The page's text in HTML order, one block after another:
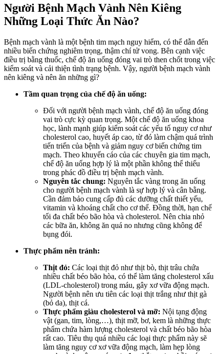
Người Bệnh Mạch Vành Nên Kiêng
Những Loại Thức Ăn Nào?
Bệnh mạch vành là một bệnh tim mạch nguy hiểm, có thể dẫn đến
nhiều biến chứng nghiêm trọng, thậm chí tử vong. Bên cạnh việc
điều trị bằng thuốc, chế độ ăn uống đóng vai trò then chốt trong việc
kiểm soát và cải thiện tình trạng bệnh. Vậy, người bệnh mạch vành
nên kiêng và nên ăn những gì?
Tầm quan trọng của chế độ ăn uống:
Đối với người bệnh mạch vành, chế độ ăn uống đóng
vai trò cực kỳ quan trọng. Một chế độ ăn uống khoa
học, lành mạnh giúp kiểm soát các yếu tố nguy cơ như
cholesterol cao, huyết áp cao, từ đó làm chậm quá trình
tiến triển của bệnh và giảm nguy cơ biến chứng tim
mạch. Theo khuyến cáo của các chuyên gia tim mạch,
chế độ ăn uống hợp lý là một phần không thể thiếu
trong phác đồ điều trị bệnh mạch vành.
Nguyên tắc chung: Nguyên tắc vàng trong ăn uống
cho người bệnh mạch vành là sự hợp lý và cân bằng.
Cần đảm bảo cung cấp đủ các dưỡng chất thiết yếu,
vitamin và khoáng chất cho cơ thể. Đồng thời, hạn chế
tối đa chất béo bão hòa và cholesterol. Nên chia nhỏ
các bữa ăn, không ăn quá no nhưng cũng không để
bụng đói.
Thực phẩm nên tránh:
Thịt đỏ: Các loại thịt đỏ như thịt bò, thịt trâu chứa
nhiều chất béo bão hòa, có thể làm tăng cholesterol xấu
(LDL-cholesterol) trong máu, gây xơ vữa động mạch.
Người bệnh nên ưu tiên các loại thịt trắng như thịt gà
(bỏ da), thịt cá.
Thực phẩm giàu cholesterol và mỡ: Nội tạng động
vật (gan, tim, lòng,…), thịt mỡ, bơ, kem là những thực
phẩm chứa hàm lượng cholesterol và chất béo bão hòa
rất cao. Tiêu thụ quá nhiều các loại thực phẩm này sẽ
làm tăng nguy cơ xơ vữa động mạch, làm hẹp lòng